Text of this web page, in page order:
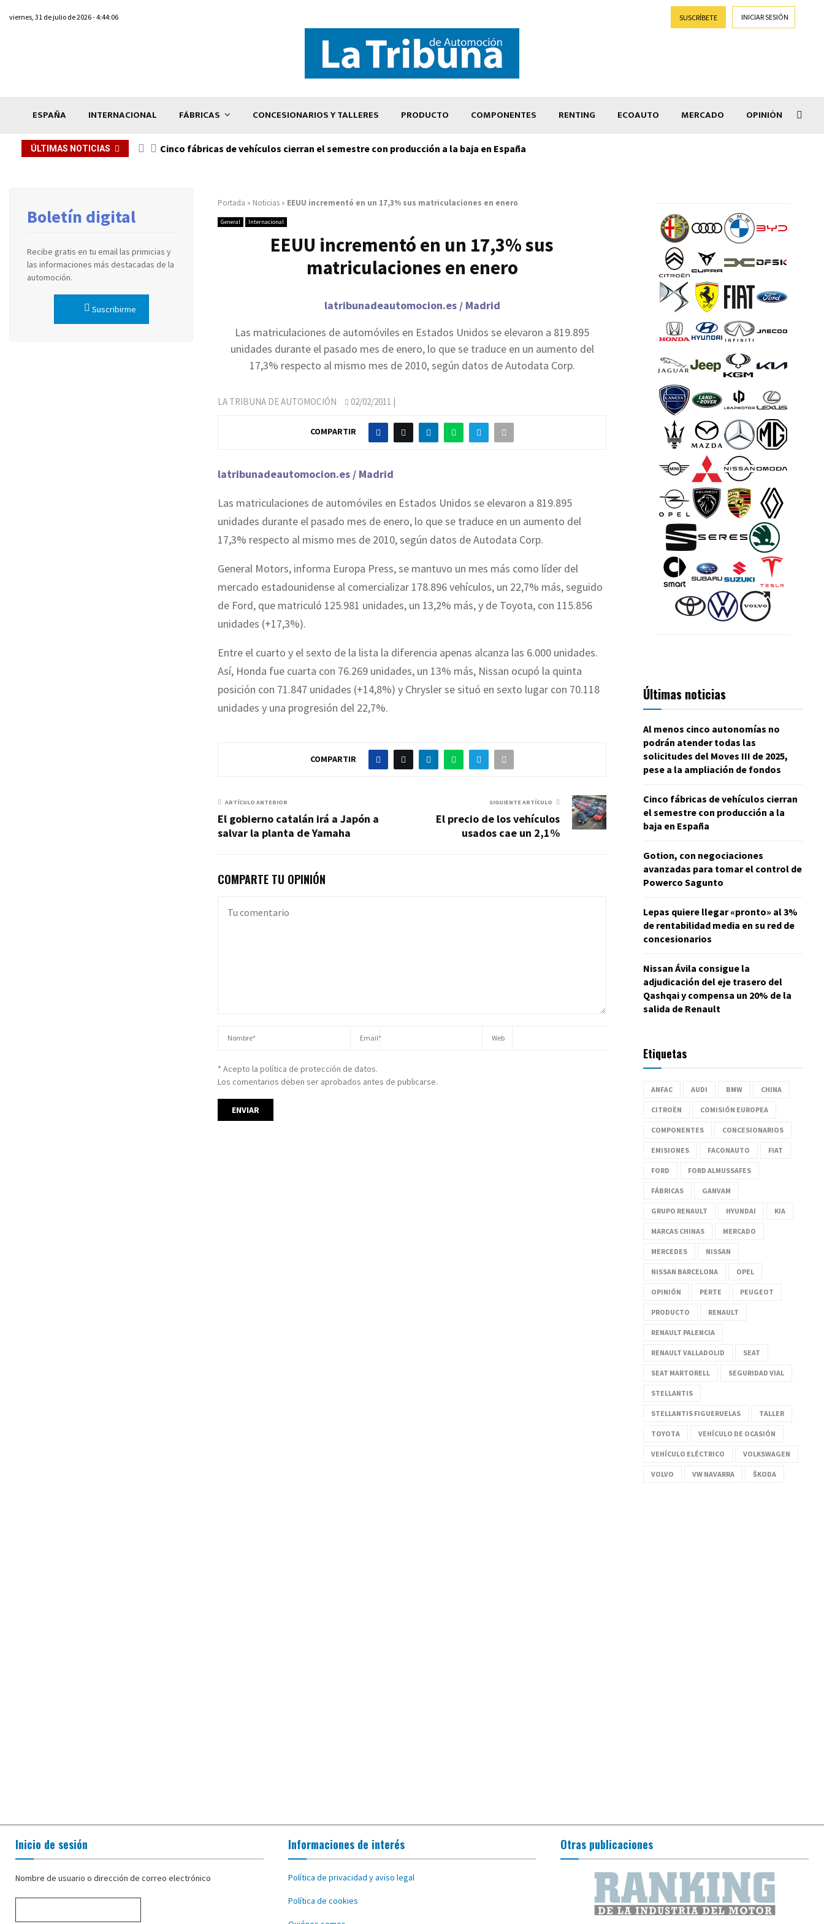
viernes, 31 de julio de 2026 - 4:44:06 SUSCRÍBETE INICIAR SESIÓN
ESPAÑA INTERNACIONAL FÁBRICAS CONCESIONARIOS Y TALLERES PRODUCTO COMPONENTES RENTING ECOAUTO MERCADO OPINIÓN
ÚLTIMAS NOTICIAS Cinco fábricas de vehículos cierran el semestre con producción a la baja en España
Portada » Noticias » EEUU incrementó en un 17,3% sus matriculaciones en enero
General Internacional
EEUU incrementó en un 17,3% sus
matriculaciones en enero
latribunadeautomocion.es / Madrid
Las matriculaciones de automóviles en Estados Unidos se elevaron a 819.895
unidades durante el pasado mes de enero, lo que se traduce en un aumento del
17,3% respecto al mismo mes de 2010, según datos de Autodata Corp.
LA TRIBUNA DE AUTOMOCIÓN 02/02/2011 |
COMPARTIR
latribunadeautomocion.es / Madrid
Las matriculaciones de automóviles en Estados Unidos se elevaron a 819.895
unidades durante el pasado mes de enero, lo que se traduce en un aumento del
17,3% respecto al mismo mes de 2010, según datos de Autodata Corp.
General Motors, informa Europa Press, se mantuvo un mes más como líder del
mercado estadounidense al comercializar 178.896 vehículos, un 22,7% más, seguido
de Ford, que matriculó 125.981 unidades, un 13,2% más, y de Toyota, con 115.856
unidades (+17,3%).
Entre el cuarto y el sexto de la lista la diferencia apenas alcanza las 6.000 unidades.
Así, Honda fue cuarta con 76.269 unidades, un 13% más, Nissan ocupó la quinta
posición con 71.847 unidades (+14,8%) y Chrysler se situó en sexto lugar con 70.118
unidades y una progresión del 22,7%.
COMPARTIR
ARTÍCULO ANTERIOR
El gobierno catalán irá a Japón a
salvar la planta de Yamaha
SIGUIENTE ARTÍCULO
El precio de los vehículos
usados cae un 2,1%
COMPARTE TU OPINIÓN
* Acepto la política de protección de datos.
Los comentarios deben ser aprobados antes de publicarse.
Boletín digital
Recibe gratis en tu email las primicias y
las informaciones más destacadas de la
automoción.
Suscribirme
Últimas noticias
Al menos cinco autonomías no
podrán atender todas las
solicitudes del Moves III de 2025,
pese a la ampliación de fondos
Cinco fábricas de vehículos cierran
el semestre con producción a la
baja en España
Gotion, con negociaciones
avanzadas para tomar el control de
Powerco Sagunto
Lepas quiere llegar «pronto» al 3%
de rentabilidad media en su red de
concesionarios
Nissan Ávila consigue la
adjudicación del eje trasero del
Qashqai y compensa un 20% de la
salida de Renault
Etiquetas
ANFAC AUDI BMW CHINA
CITROËN COMISIÓN EUROPEA
COMPONENTES CONCESIONARIOS
EMISIONES FACONAUTO FIAT
FORD FORD ALMUSSAFES
FÁBRICAS GANVAM
GRUPO RENAULT HYUNDAI KIA
MARCAS CHINAS MERCADO
MERCEDES NISSAN
NISSAN BARCELONA OPEL
OPINIÓN PERTE PEUGEOT
PRODUCTO RENAULT
RENAULT PALENCIA
RENAULT VALLADOLID SEAT
SEAT MARTORELL SEGURIDAD VIAL
STELLANTIS
STELLANTIS FIGUERUELAS TALLER
TOYOTA VEHÍCULO DE OCASIÓN
VEHÍCULO ELÉCTRICO VOLKSWAGEN
VOLVO VW NAVARRA ŠKODA
Inicio de sesión
Nombre de usuario o dirección de correo electrónico
Informaciones de interés
Política de privacidad y aviso legal
Política de cookies
Otras publicaciones